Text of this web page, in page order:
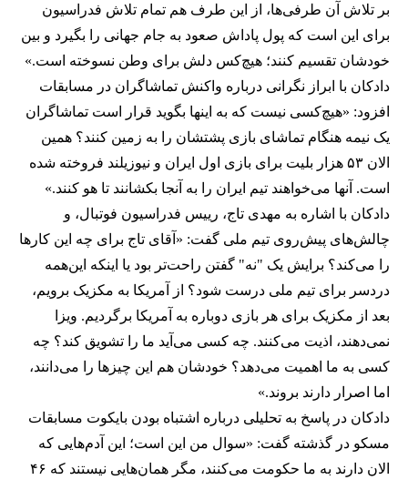
بر تلاش آن طرفی‌ها، از این طرف هم تمام تلاش فدراسیون
برای این است که پول پاداش صعود به جام جهانی را بگیرد و بین
خودشان تقسیم کنند؛ هیچ‌کس دلش برای وطن نسوخته است.»
دادکان با ابراز نگرانی درباره واکنش تماشاگران در مسابقات
افزود: «هیچ‌کسی نیست که به اینها بگوید قرار است تماشاگران
یک نیمه هنگام تماشای بازی پشتشان را به زمین کنند؟ همین
الان ۵۳ هزار بلیت برای بازی اول ایران و نیوزیلند فروخته شده
است. آنها می‌خواهند تیم ایران را به آنجا بکشانند تا هو کنند.»
دادکان با اشاره به مهدی تاج، رییس فدراسیون فوتبال، و
چالش‌های پیش‌روی تیم ملی گفت: «آقای تاج برای چه این کارها
را می‌کند؟ برایش یک "نه" گفتن راحت‌تر بود یا اینکه این‌همه
دردسر برای تیم ملی درست شود؟ از آمریکا به مکزیک برویم،
بعد از مکزیک برای هر بازی دوباره به آمریکا برگردیم. ویزا
نمی‌دهند، اذیت می‌کنند. چه کسی می‌آید ما را تشویق کند؟ چه
کسی به ما اهمیت می‌دهد؟ خودشان هم این چیزها را می‌دانند،
اما اصرار دارند بروند.»
دادکان در پاسخ به تحلیلی درباره اشتباه بودن بایکوت مسابقات
مسکو در گذشته گفت: «سوال من این است؛ این آدم‌هایی که
الان دارند به ما حکومت می‌کنند، مگر همان‌هایی نیستند که ۴۶